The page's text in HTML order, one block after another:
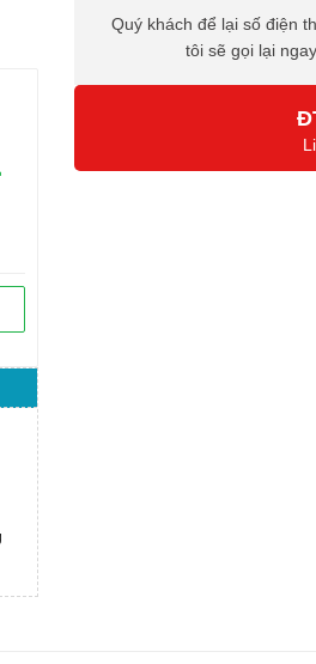
Quý khách để lại số điện
tôi sẽ gọi lại ngay